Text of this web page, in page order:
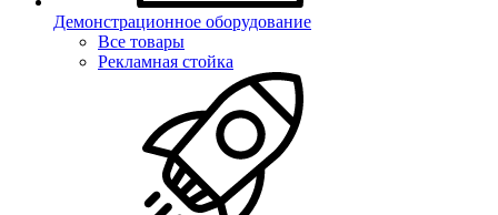
Демонстрационное оборудование
Все товары
Рекламная стойка